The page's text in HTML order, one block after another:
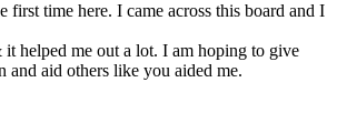
first time here. I came across this board and I
helped me out a lot. I am hoping to give
and aid others like you aided me.